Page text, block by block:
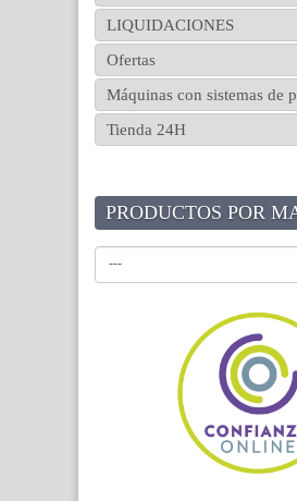
LIQUIDACIONES
Ofertas
Máquinas con sistemas de
Tienda 24H
PRODUCTOS POR
---